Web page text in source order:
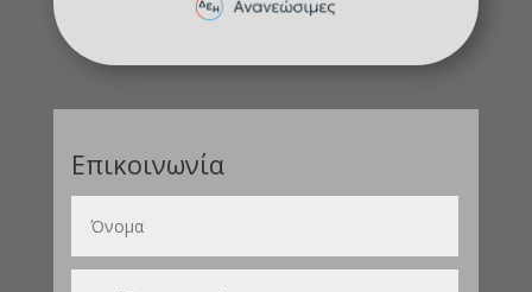
Επικοινωνία